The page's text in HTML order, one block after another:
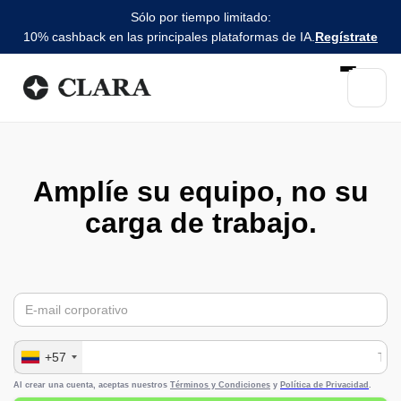
Sólo por tiempo limitado:
10% cashback en las principales plataformas de IA. Regístrate
Amplíe su equipo, no su
carga de trabajo.
+57
Al crear una cuenta, aceptas nuestros Términos y Condiciones y Política de Privacidad .